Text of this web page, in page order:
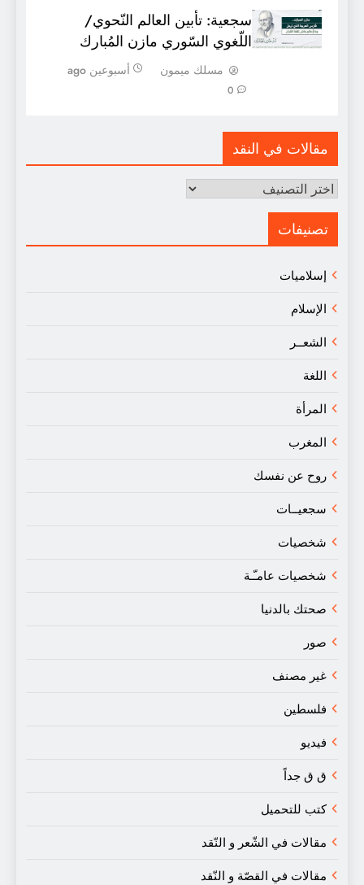
سجعية: تأبين العالم النّحوي/
اللّغوي السّوري مازن المُبارك
مسلك ميمون أسبوعين ago
0
مقالات في النقد
مقالات
النقد
تصنيفات
إسلاميات
الإسلام
الشعــر
اللغة
المرأة
المغرب
روح عن نفسك
سجعيــات
شخصيات
شخصيات عامـّـة
صحتك بالدنيا
صور
غير مصنف
فلسطين
فيديو
ق ق جداً
كتب للتحميل
مقالات في الشّعر و النّقد
مقالات في القصّة و النّقد